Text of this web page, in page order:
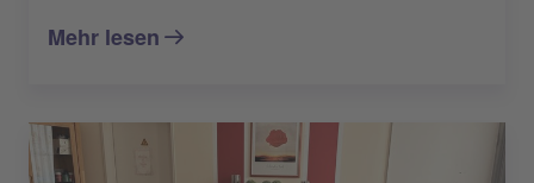
Mehr lesen